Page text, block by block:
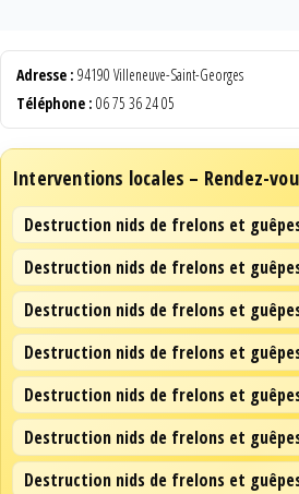
Adresse : 94190 Villeneuve-Saint-Georges
Téléphone : 06 75 36 24 05
Interventions locales – Rendez-
Destruction nids de frelons et
Destruction nids de frelons et
Destruction nids de frelons et
Destruction nids de frelons et
Destruction nids de frelons et
Destruction nids de frelons et
Destruction nids de frelons et